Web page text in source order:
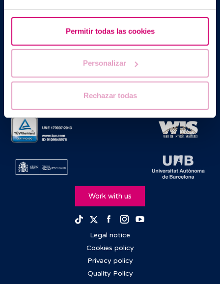
Permitir todas las cookies
Personalizar
Rechazar todas
Reproduction Centre with code no. E08050604
Work with us
TikTokTwitterFacebook
Instagram
Legal notice
Cookies policy
Privacy policy
Quality Policy